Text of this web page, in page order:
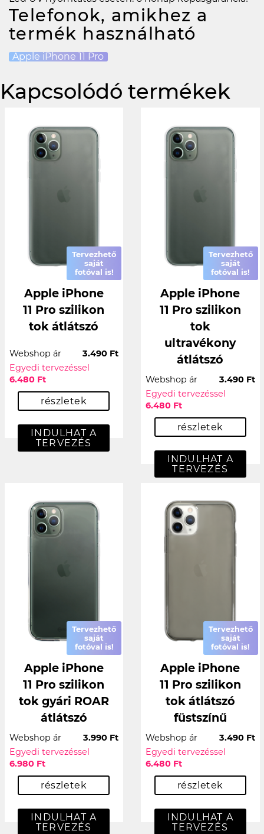
Telefonok, amikhez a
termék használható
Apple iPhone 11 Pro
Kapcsolódó termékek
Tervezhető
saját
fotóval is!
Apple iPhone
11 Pro szilikon
tok átlátszó
Webshop ár
3.490 Ft
Egyedi tervezéssel
6.480 Ft
részletek
INDULHAT A
TERVEZÉS
Tervezhető
saját
fotóval is!
Apple iPhone
11 Pro szilikon
tok
ultravékony
átlátszó
Webshop ár
3.490 Ft
Egyedi tervezéssel
6.480 Ft
részletek
INDULHAT A
TERVEZÉS
Tervezhető
saját
fotóval is!
Apple iPhone
11 Pro szilikon
tok gyári ROAR
átlátszó
Webshop ár
3.990 Ft
Egyedi tervezéssel
6.980 Ft
részletek
INDULHAT A
TERVEZÉS
Tervezhető
saját
fotóval is!
Apple iPhone
11 Pro szilikon
tok átlátszó
füstszínű
Webshop ár
3.490 Ft
Egyedi tervezéssel
6.480 Ft
részletek
INDULHAT A
TERVEZÉS